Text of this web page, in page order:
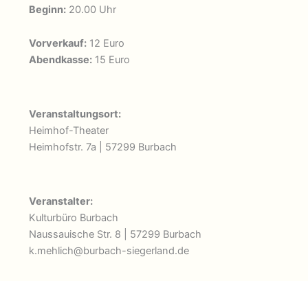
Beginn: 20.00 Uhr
Vorverkauf: 12 Euro
Abendkasse: 15 Euro
Veranstaltungsort:
Heimhof-Theater
Heimhofstr. 7a | 57299 Burbach
Veranstalter:
Kulturbüro Burbach
Naussauische Str. 8 | 57299 Burbach
k.mehlich@burbach-siegerland.de